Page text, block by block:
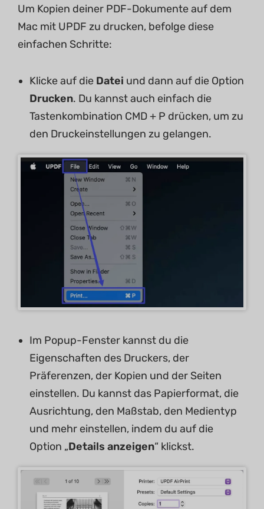
Um Kopien deiner PDF-Dokumente auf dem
Mac mit UPDF zu drucken, befolge diese
einfachen Schritte:
Klicke auf die Datei und dann auf die Option
Drucken. Du kannst auch einfach die
Tastenkombination CMD + P drücken, um zu
den Druckeinstellungen zu gelangen.
Im Popup-Fenster kannst du die
Eigenschaften des Druckers, der
Präferenzen, der Kopien und der Seiten
einstellen. Du kannst das Papierformat, die
Ausrichtung, den Maßstab, den Medientyp
und mehr einstellen, indem du auf die
Option „Details anzeigen“ klickst.